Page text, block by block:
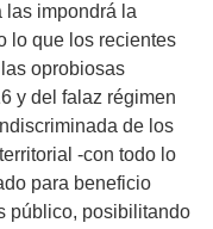
las impondrá la
lo que los recientes
oprobiosas
y del falaz régimen
de los
-con todo lo
para beneficio
público, posibilitando